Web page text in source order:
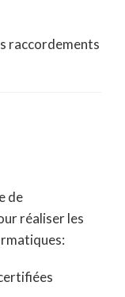
raccordements
de
réaliser les